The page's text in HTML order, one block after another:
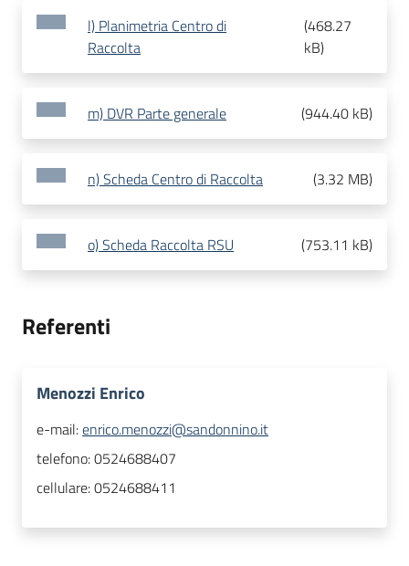
l) Planimetria Centro di
Raccolta
(468.27
kB)
m) DVR Parte generale (944.40 kB)
n) Scheda Centro di Raccolta (3.32 MB)
o) Scheda Raccolta RSU (753.11 kB)
Referenti
Menozzi Enrico
e-mail:enrico.menozzi@sandonnino.it
telefono:0524688407
cellulare:0524688411